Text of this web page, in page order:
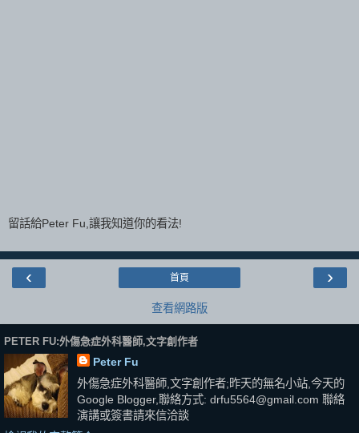
留話給Peter Fu,讓我知道你的看法!
‹ ›
首頁
查看網路版
PETER FU:外傷急症外科醫師,文字創作者
Peter Fu
外傷急症外科醫師,文字創作者;昨天的無名小站,今天的
Google Blogger,聯絡方式: drfu5564@gmail.com 聯絡
演講或簽書請來信洽談